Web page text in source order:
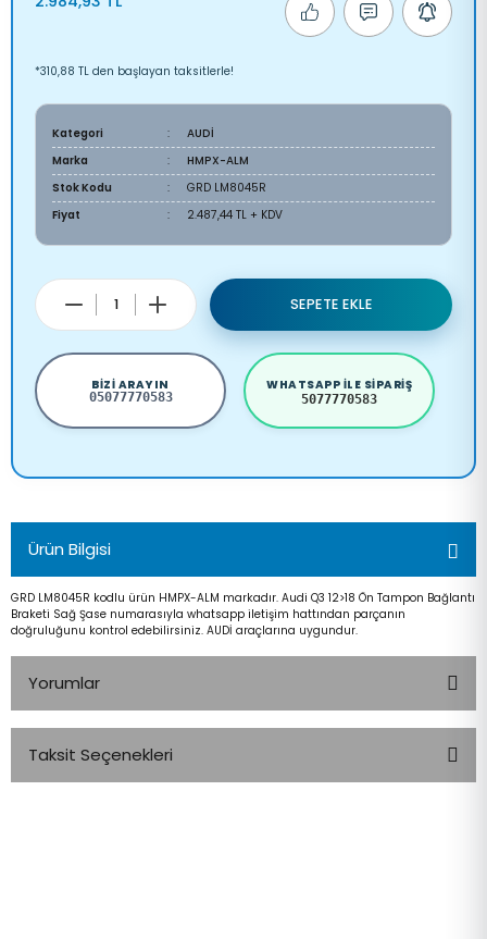
*310,88 TL den başlayan taksitlerle!
Kategori
AUDİ
Marka
HMPX-ALM
Stok Kodu
GRD LM8045R
Fiyat
2.487,44 TL + KDV
SEPETE EKLE
BIZI ARAYIN
05077770583
WHATSAPP ILE SIPARIŞ
5077770583
Ürün Bilgisi
GRD LM8045R kodlu ürün HMPX-ALM markadır. Audi Q3 12>18 Ön Tampon Bağlantı
Braketi Sağ Şase numarasıyla whatsapp iletişim hattından parçanın
doğruluğunu kontrol edebilirsiniz. AUDİ araçlarına uygundur.
Yorumlar
Taksit Seçenekleri